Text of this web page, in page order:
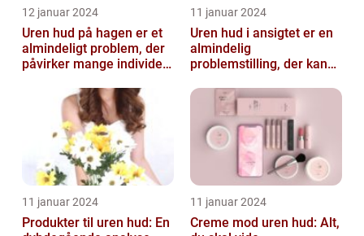
12 januar 2024
Uren hud på hagen er et
almindeligt problem, der
påvirker mange individer,
interesse...
11 januar 2024
Uren hud i ansigtet er en
almindelig
problemstilling, der kan
og voksne
11 januar 2024
Produkter til uren hud: En
11 januar 2024
Creme mod uren hud: Alt,